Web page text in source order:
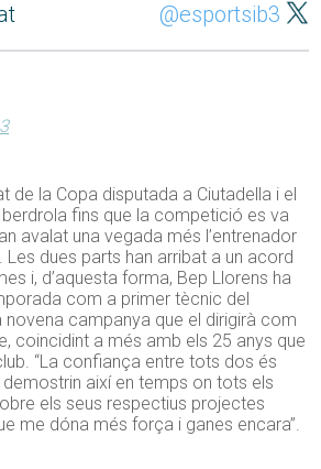
@esportsib3
de la Copa disputada a Ciutadella i el
fins que la competició es va
avalat una vegada més l’entrenador
Les dues parts han arribat a un acord
i, d’aquesta forma, Bep Llorens ha
com a primer tècnic del
novena campanya que el dirigirà com
coincidint a més amb els 25 anys que
“La confiança entre tots dos és
demostrin així en temps on tots els
els seus respectius projectes
me dóna més força i ganes encara”.